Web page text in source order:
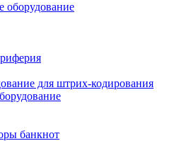
оборудование
для штрих-кодирования
банкнот